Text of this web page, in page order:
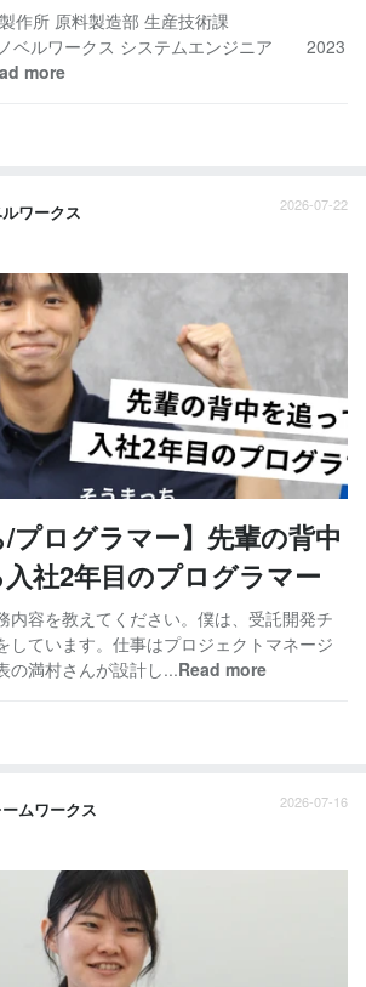
某製作所 原料製造部 生産技術課
ベルワークス システムエンジニア 2023
more
ワークス 2026-07-22
/プログラマー】先輩の背中
社2年目のプログラマー
内容を教えてください。僕は、受託開発チ
しています。仕事はプロジェクトマネージ
の満村さんが設計し...Read more
ムワークス 2026-07-16